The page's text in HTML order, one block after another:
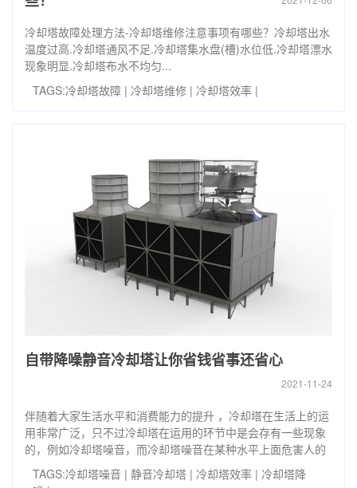
冷却塔故障处理方法-冷却塔维修注意事项有哪些？冷却塔出水
温度过高.冷却塔通风不足.冷却塔集水盘(槽)水位低.冷却塔漂水
现象明显.冷却塔布水不均匀...
TAGS:冷却塔故障 | 冷却塔维修 | 冷却塔效率 |
自带降噪静音冷却塔让你省钱省事还省心
2021-11-24
伴随着大家生活水平和消费能力的提升 ，冷却塔在生活上的运
用非常广泛，只不过冷却塔在运用的环节中是会存有一些现象
的，例如冷却塔噪音，而冷却塔噪音在某种水平上面危害人的
TAGS:冷却塔噪音 | 静音冷却塔 | 冷却塔效率 | 冷却塔降